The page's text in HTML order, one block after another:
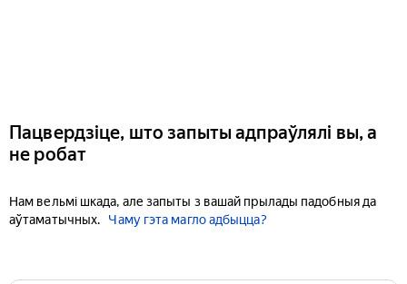
Пацвердзіце, што запыты адпраўлялі вы, а
не робат
Нам вельмі шкада, але запыты з вашай прылады падобныя да
аўтаматычных.
Чаму гэта магло адбыцца?